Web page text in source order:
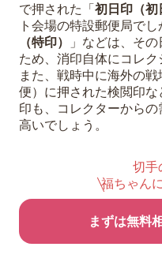
で押された「 初日印（初
ト会場の特設郵便局でし
（特印）
」などは、そ
ため、消印自体にコレク
また、戦時中に海外の
便）に押された検閲印
印も、コレクターから
高いでしょう。
切手
福ちゃん
まずは無料